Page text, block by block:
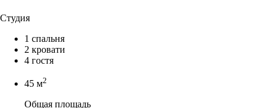
Студия
1 спальня
2 кровати
4 гостя
45 м2
Общая площадь